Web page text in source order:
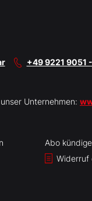
+49 9221 9051
Unternehmen:
Abo
Widerruf